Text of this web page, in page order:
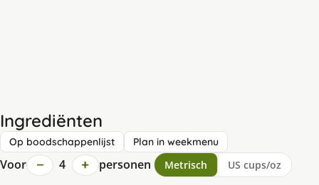
Ingrediënten
Op boodschappenlijst Plan in weekmenu
Voor − 4 + personen Metrisch US cups/oz